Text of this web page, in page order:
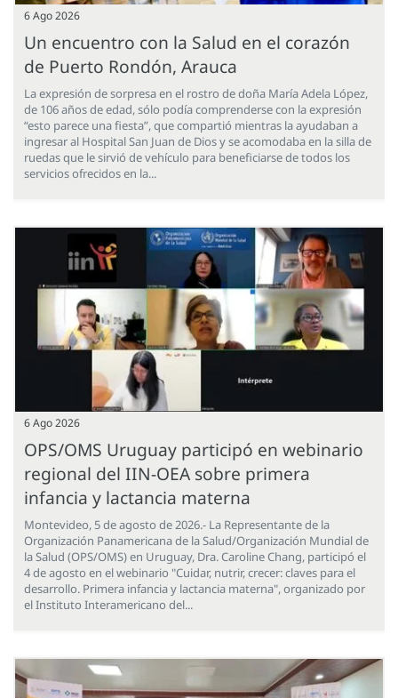
6 Ago 2026
Un encuentro con la Salud en el corazón
de Puerto Rondón, Arauca
La expresión de sorpresa en el rostro de doña María Adela López,
de 106 años de edad, sólo podía comprenderse con la expresión
“esto parece una fiesta”, que compartió mientras la ayudaban a
ingresar al Hospital San Juan de Dios y se acomodaba en la silla de
ruedas que le sirvió de vehículo para beneficiarse de todos los
servicios ofrecidos en la...
6 Ago 2026
OPS/OMS Uruguay participó en webinario
regional del IIN-OEA sobre primera
infancia y lactancia materna
Montevideo, 5 de agosto de 2026.- La Representante de la
Organización Panamericana de la Salud/Organización Mundial de
la Salud (OPS/OMS) en Uruguay, Dra. Caroline Chang, participó el
4 de agosto en el webinario "Cuidar, nutrir, crecer: claves para el
desarrollo. Primera infancia y lactancia materna", organizado por
el Instituto Interamericano del...